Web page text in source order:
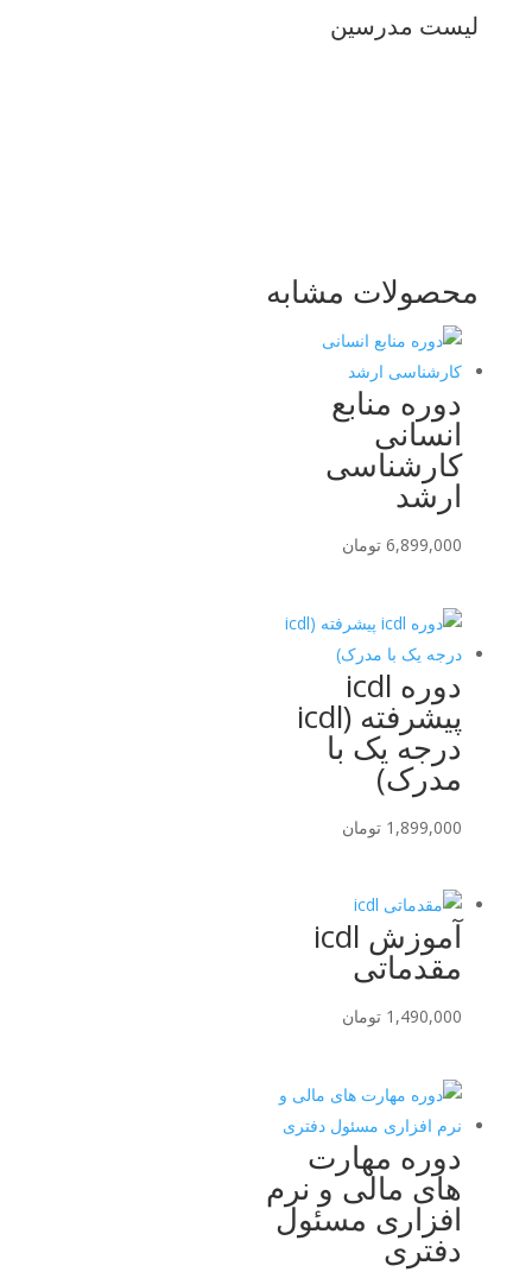
لیست مدرسین
محصولات مشابه
دوره منابع
انسانی
کارشناسی
ارشد
6,899,000 تومان
دوره icdl
پیشرفته (icdl
درجه یک با
مدرک)
1,899,000 تومان
آموزش icdl
مقدماتی
1,490,000 تومان
دوره مهارت
های مالی و نرم
افزاری مسئول
دفتری